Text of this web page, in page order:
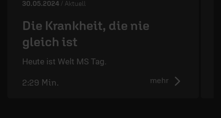
30.05.2024 / Aktuell
Die Krankheit, die nie
gleich ist
Heute ist Welt MS Tag.
mehr
2:29 Min.